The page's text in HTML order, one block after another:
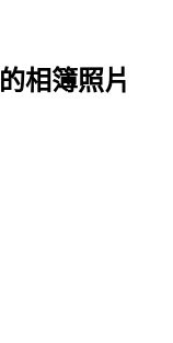
相簿照片